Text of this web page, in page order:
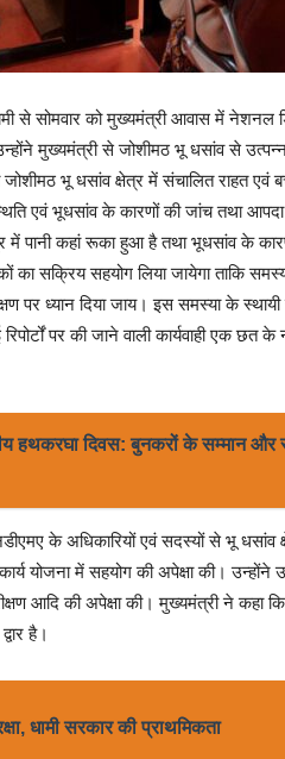
से सोमवार को मुख्यमंत्री आवास में
मुख्यमंत्री से जोशीमठ भू धसांव से उत्पन्न
भू धसांव क्षेत्र में संचालित राहत एवं
एवं भूधसांव के कारणों की जांच तथा
में पानी कहां रूका हुआ है तथा भूधसांव के
का सक्रिय सहयोग लिया जायेगा ताकि
पर ध्यान दिया जाय। इस समस्या के
पर की जाने वाली कार्यवाही एक छत के
हथकरघा दिवस: बुनकरों के सम्मान और
के अधिकारियों एवं सदस्यों से भू
योजना में सहयोग की अपेक्षा की।
आदि की अपेक्षा की। मुख्यमंत्री ने कहा
है।
धामी सरकार की प्राथमिकता